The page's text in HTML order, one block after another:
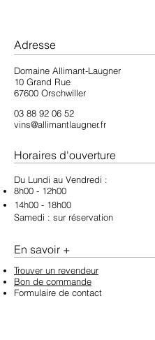
Adresse
Domaine Allimant-Laugner
10 Grand Rue
67600 Orschwiller
03 88 92 06 52
vins@allimantlaugner.fr
Horaires d'ouverture
Du Lundi au Vendredi :
8h00 - 12h00
14h00 - 18h00
Samedi :​ ​ sur réservation
En savoir +
Trouver un revendeur
Bon de commande
Formulaire de contact